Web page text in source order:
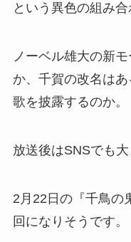
という異色の組み合
ノーベル雄大の新
か、千賀の改名は
歌を披露するのか。
放送後はSNSでも
2月22日の『千鳥の
回になりそうです。